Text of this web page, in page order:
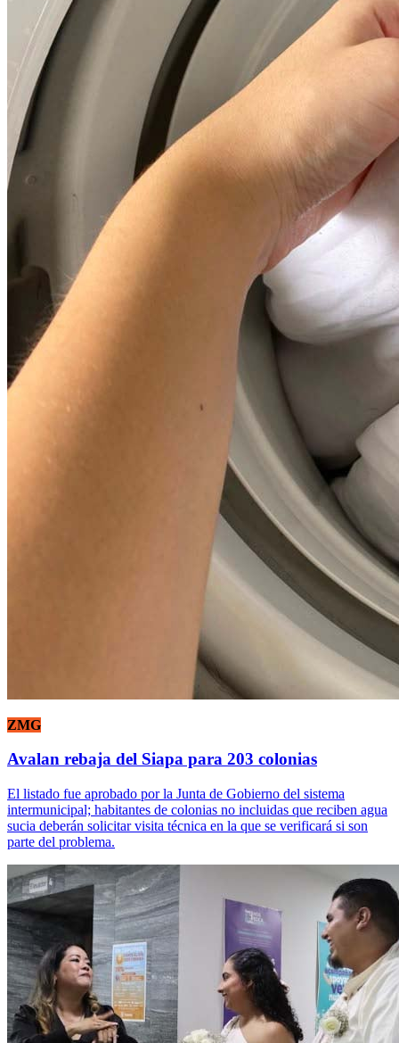
ZMG
Avalan rebaja del Siapa para 203 colonias
El listado fue aprobado por la Junta de Gobierno del sistema
intermunicipal; habitantes de colonias no incluidas que reciben agua
sucia deberán solicitar visita técnica en la que se verificará si son
parte del problema.